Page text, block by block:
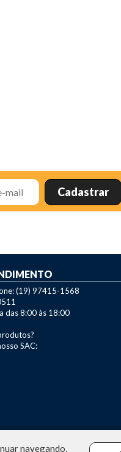
(19) 97415-1568
das 8:00 às 18:00
SAC:
navegando,